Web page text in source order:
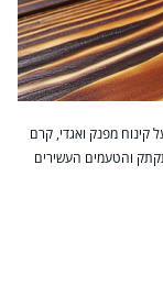
קינוח מפנק ואגדי, קרם
והטעמים העשירים